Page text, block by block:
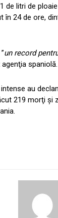
de litri de
în 24 de ore,
un record
agenţia spaniolă.
au
219 morţi şi